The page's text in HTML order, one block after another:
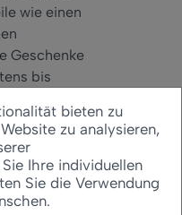
wie einen
Geschenke
bis
Bei
so
zurück.
dürfen
bieten zu
zu analysieren,
Ihre individuellen
Sie die Verwendung